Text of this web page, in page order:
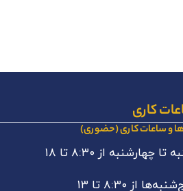
کاری
و ساعات کاری (حضوری)
تا چهارشنبه از ۸:۳۰ تا ۱۸
از ۸:۳۰ تا ۱۳